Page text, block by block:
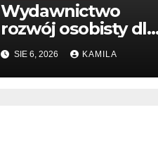
Wydawnictwo
rozwój osobisty dla
początkujących
przedsiębiorców
SIE 6, 2026 KAMILA